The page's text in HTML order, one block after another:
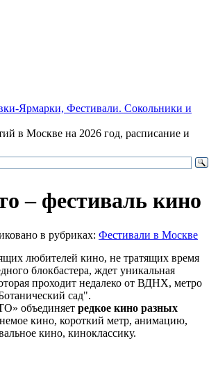
Ярмарки, Фестивали. Сокольники и
в Москве на 2026 год, расписание и
– фестиваль кино
в рубриках: Фестивали в Москве
любителей кино, не тратящих время
блокбастера, ждет уникальная
проходит недалеко от ВДНХ, метро
сад".
объединяет редкое кино разных
немое кино, короткий метр, анимацию,
кино, киноклассику.